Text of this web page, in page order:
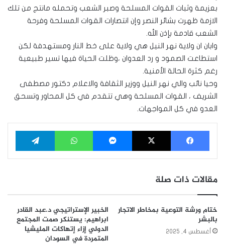
بعزيمة وثبات القوات المسلحة وصبر الشعب وتحمله مانتج من تلك
الازمة ظهرت بشائر النصر وإن انتصارات القوات المسلحة وفرحة
الشعب قادمة بإذن الله.
وابان ان ولاية نهر النيل هي ولاية على خط النار ومستهدفة لكن
استطاعت الصمود و رد العدوان ،وظلت الحياة فيها تسير طبيعية
رغم كثرة الحالة الأمنية.
وحيا نائب والي نهر النيل ووزير الثقافة والاعلام دكتور مصطفى
الشريف ، القوات المسلحة وهي تتقدم في كل المحاور وتسحق
العدو في كل المواجهات.
فيسبوك ‫X ماسنجر واتساب
مقالات ذات صلة
ختام ورشة التوعية بمخاطر الاتجار
بالبشر
أغسطس 4, 2025
الخبير الإستراتيجي د.عبد القادر
ابراهيم: يستنكر صمت المجتمع
الدولي إزاء إتهاكات المليشيا
المتمردة في السودان